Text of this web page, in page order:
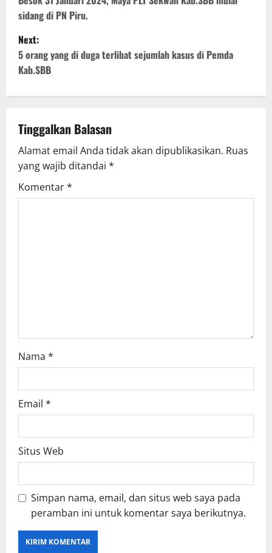
o
s
t
n
v
i
g
sidang di PN Piru.
Next:
5 orang yang di duga terlibat sejumlah kasus di Pemda
Kab.SBB
Tinggalkan Balasan
Alamat email Anda tidak akan dipublikasikan. Ruas
yang wajib ditandai *
Komentar*
Nama *
Email *
Situs Web
Simpan nama, email, dan situs web saya pada
peramban ini untuk komentar saya berikutnya.